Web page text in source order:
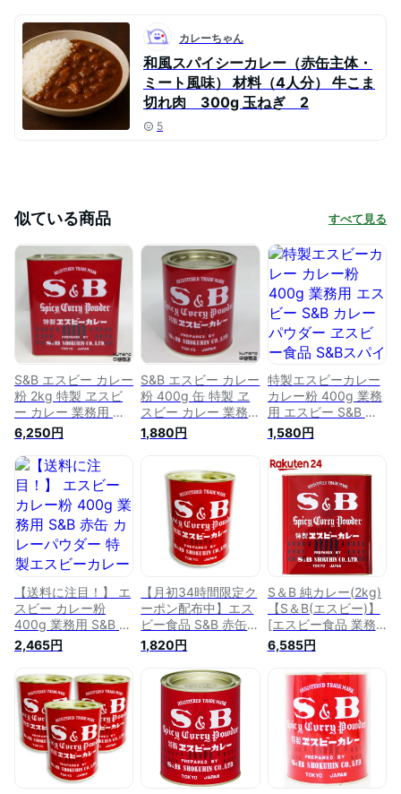
カレーちゃん
和風スパイシーカレー（赤缶主体・
ミート風味） 材料（4人分） 牛こま
切れ肉 300g 玉ねぎ 2
5
似ている商品 すべて見る
S&B エスビー カレー
粉 2kg 特製 ヱスビ
ー カレー 業務用 赤
缶
6,250円
S&B エスビー カレー
粉 400g 缶 特製 ヱ
スビー カレー 業務
用 赤缶
1,880円
特製エスビーカレー
カレー粉 400g 業務
用 エスビー S&B カ
レーパウダー ヱスビ
ー食品 S&Bスパイス
SB 純カレー 赤缶
1,580円
【送料に注目！】 エ
スビー カレー粉
400g 業務用 S&B 赤
缶 カレーパウダー
特製エスビーカレー
ヱスビー食品 S&Bス
パイス 特製エスビー
カレー SB 純カレー
2,465円
【月初34時間限定ク
ーポン配布中】エス
ビー食品 S&B 赤缶
カレー粉 400g ［ヱ
スビー食品］【S&B
スパイス 特製エスビ
ーカレー カレーパウ
ダー 純カレー カレ
ー粉 業務用】
1,820円
S＆B 純カレー(2kg)
【S＆B(エスビー)】
[エスビー食品 業務
用 カレー粉 カレー
パウダー]
6,585円